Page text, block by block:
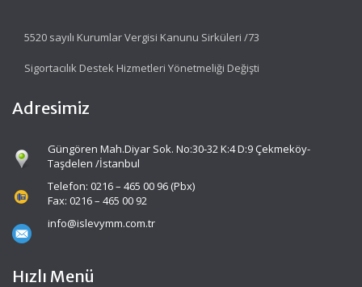
5520 sayılı Kurumlar Vergisi Kanunu Sirküleri /73
Sigortacılık Destek Hizmetleri Yönetmeliği Değişti
Adresimiz
Güngören Mah.Diyar Sok. No:30-32 K:4 D:9 Çekmeköy-
Taşdelen /İstanbul
Telefon: 0216 – 465 00 96 (Pbx)
Fax: 0216 – 465 00 92
info@islevymm.com.tr
Hızlı Menü